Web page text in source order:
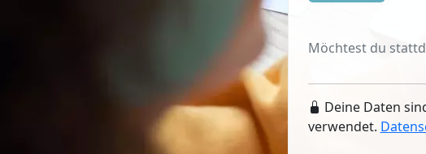
Möchtest du
Deine Daten
verwendet.